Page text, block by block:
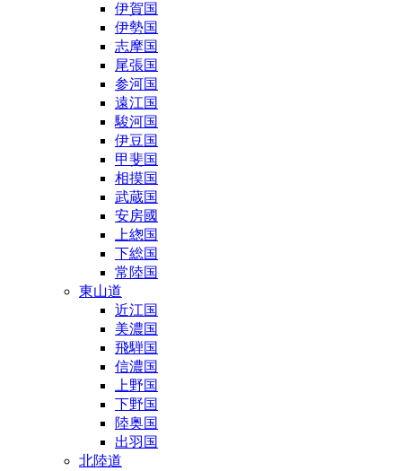
伊賀国
伊勢国
志摩国
尾張国
参河国
遠江国
駿河国
伊豆国
甲斐国
相摸国
武蔵国
安房國
上緫国
下総国
常陸国
東山道
近江国
美濃国
飛騨国
信濃国
上野国
下野国
陸奥国
出羽国
北陸道